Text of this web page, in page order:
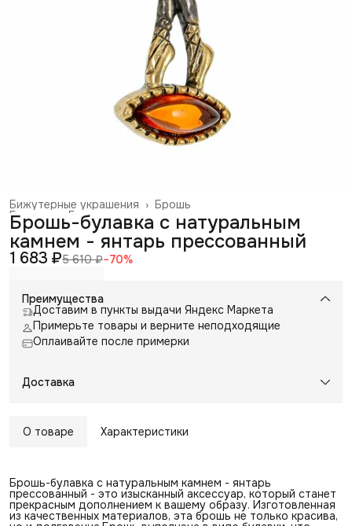
Брошь
Бижутерные украшения ›
Галантерея и аксессуары
Главная
Брошь-булавка с натуральным
камнем - янтарь прессованный
1 683 ₽5 610 ₽−70%
Преимущества
Доставим в пункты выдачи Яндекс Маркета
Примерьте товары и верните неподходящие
Оплаивайте после примерки
Доставка
О товаре Характеристики
Брошь-булавка с натуральным камнем - янтарь
прессованный - это изысканный аксессуар, который станет
прекрасным дополнением к вашему образу. Изготовленная
из качественных материалов, эта брошь не только красива,